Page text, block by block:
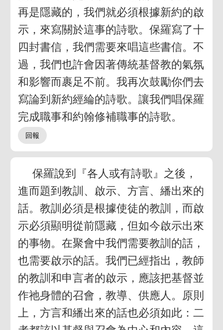
再是隱藏的，我們就必須根據新約的啟
示，來寫關於這事的詩歌。保羅寫了十
四封書信，我們需要來唱這些書信。不
過，我們也許會因著傳統基督教的氣氛
和影響而裹足不前。我再次鼓勵你們去
寫論到新約經綸的詩歌。讓我們唱保羅
完成職事和約翰修補職事的詩歌。
保羅說到『各人或有詩歌』之後，
進而題到教訓、啟示、方言、繙出來的
話。教訓必須是根據使徒的教訓，而啟
示必須顯明從前隱藏，但如今啟示出來
的事物。在聚會中我們需要教訓的話，
也需要啟示的話。我們已經指出，教師
的教訓和申言者的啟示，應該把基督並
作祂身體的召會，教導、供應人。原則
上，方言和繙出來的話也必須如此：二